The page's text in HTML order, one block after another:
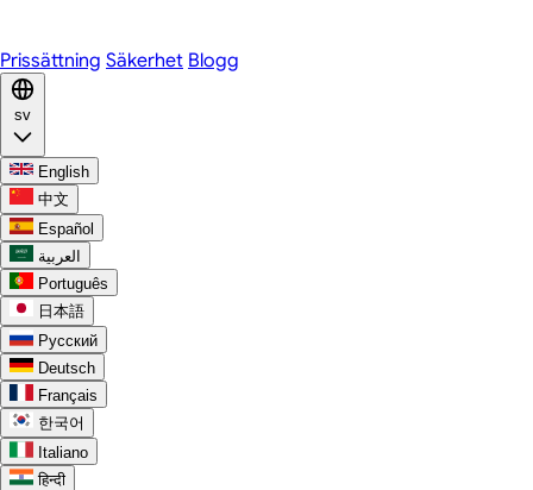
Prissättning Säkerhet Blogg
sv
English
中文
Español
العربية
Português
日本語
Русский
Deutsch
Français
한국어
Italiano
हिन्दी